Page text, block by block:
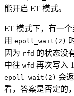
能开启 ET 模式。
ET 模式下，有一
用 epoll_wait(2)
因为 rfd 的状态没
中往 wfd 再次写入
epoll_wait(2) 会
看，答案是否定的